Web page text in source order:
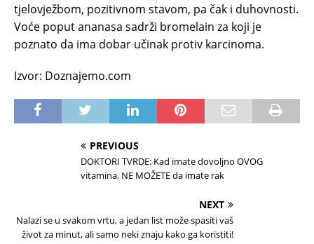
tjelovježbom, pozitivnom stavom, pa čak i duhovnosti.
Voće poput ananasa sadrži bromelain za koji je
poznato da ima dobar učinak protiv karcinoma.
Izvor: Doznajemo.com
PREVIOUS
DOKTORI TVRDE: Kad imate dovoljno OVOG
vitamina, NE MOŽETE da imate rak
NEXT
Nalazi se u svakom vrtu, a jedan list može spasiti vaš
život za minut, ali samo neki znaju kako ga koristiti!